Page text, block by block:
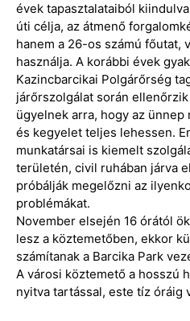
évek tapasztalataiból
úti célja, az átmenő
hanem a 26-os számú főutat,
használja. A korábbi évek
Kazincbarcikai Polgárőrség
járőrszolgálat során
ügyelnek arra, hogy az
és kegyelet teljes lehessen.
munkatársai is kiemelt
területén, civil ruhában járva
próbálják megelőzni az
problémákat.
November elsején 16 órától
lesz a köztemetőben, ekkor
számítanak a Barcika Park
A városi köztemető a hosszú
nyitva tartással, este tíz óráig